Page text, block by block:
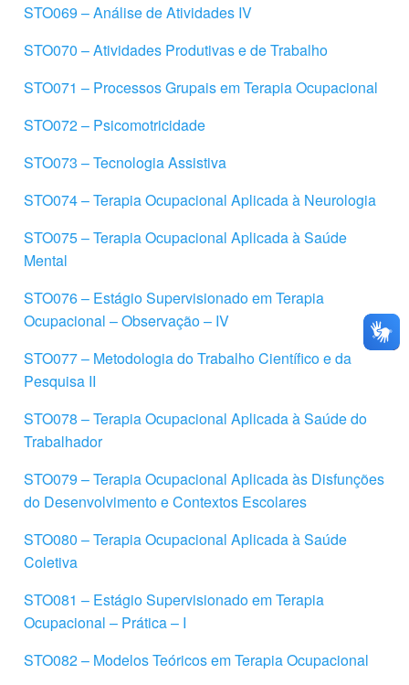
STO069 – Análise de Atividades IV
STO070 – Atividades Produtivas e de Trabalho
STO071 – Processos Grupais em Terapia Ocupacional
STO072 – Psicomotricidade
STO073 – Tecnologia Assistiva
STO074 – Terapia Ocupacional Aplicada à Neurologia
STO075 – Terapia Ocupacional Aplicada à Saúde
Mental
STO076 – Estágio Supervisionado em Terapia
Ocupacional – Observação – IV
STO077 – Metodologia do Trabalho Científico e da
Pesquisa II
STO078 – Terapia Ocupacional Aplicada à Saúde do
Trabalhador
STO079 – Terapia Ocupacional Aplicada às Disfunções
do Desenvolvimento e Contextos Escolares
STO080 – Terapia Ocupacional Aplicada à Saúde
Coletiva
STO081 – Estágio Supervisionado em Terapia
Ocupacional – Prática – I
STO082 – Modelos Teóricos em Terapia Ocupacional